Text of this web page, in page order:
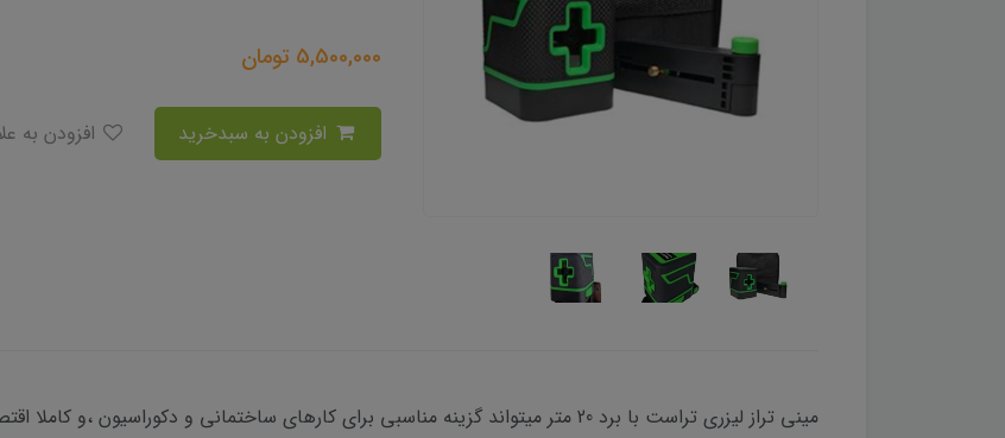
5,500,000 تومان